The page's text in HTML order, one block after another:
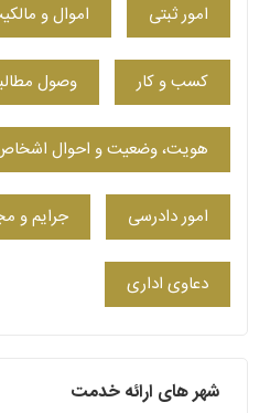
امور ثبتی اموال و
کسب‌ و کار وصول
هویت، وضعیت و احوال
امور دادرسی جرایم و
دعاوی اداری
شهر های ارائه خدمت